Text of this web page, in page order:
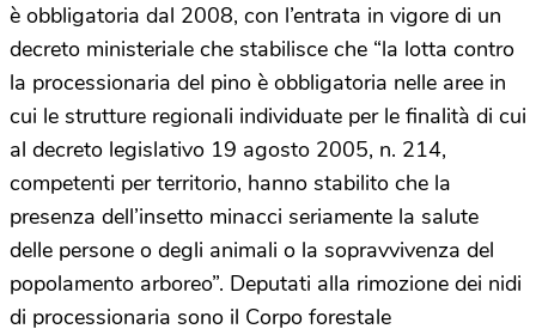
è obbligatoria dal 2008, con l’entrata in vigore di un
decreto ministeriale che stabilisce che “la lotta contro
la processionaria del pino è obbligatoria nelle aree in
cui le strutture regionali individuate per le finalità di cui
al decreto legislativo 19 agosto 2005, n. 214,
competenti per territorio, hanno stabilito che la
presenza dell’insetto minacci seriamente la salute
delle persone o degli animali o la sopravvivenza del
popolamento arboreo”. Deputati alla rimozione dei nidi
di processionaria sono il Corpo forestale